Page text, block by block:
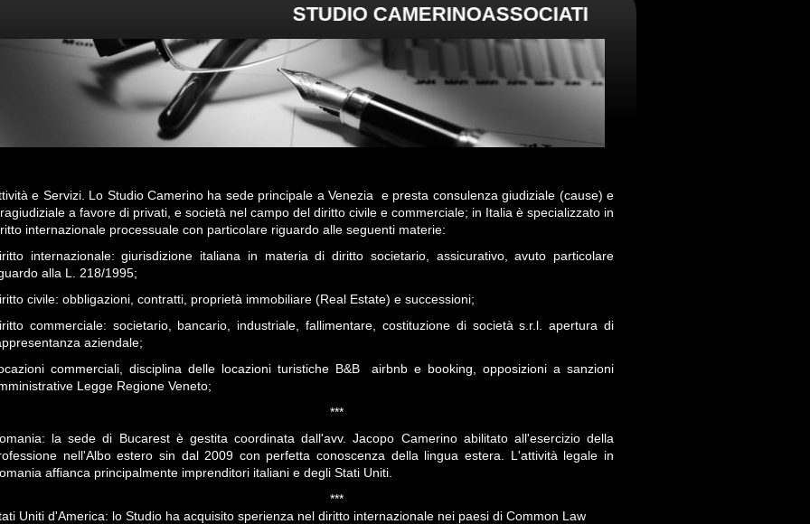
STUDIO CAMERINOASSOCIATI
e Servizi. Lo Studio Camerino ha sede principale a Venezia e presta consulenza giudiziale (cause) e
a favore di privati, e società nel campo del diritto civile e commerciale; in Italia è specializzato in
internazionale processuale con particolare riguardo alle seguenti materie:
internazionale: giurisdizione italiana in materia di diritto societario, assicurativo, avuto particolare
alla L. 218/1995;
civile: obbligazioni, contratti, proprietà immobiliare (Real Estate) e successioni;
commerciale: societario, bancario, industriale, fallimentare, costituzione di società s.r.l. apertura di
aziendale;
commerciali, disciplina delle locazioni turistiche B&B airbnb e booking, opposizioni a sanzioni
Legge Regione Veneto;
la sede di Bucarest è gestita coordinata dall'avv. Jacopo Camerino abilitato all'esercizio della
nell'Albo estero sin dal 2009 con perfetta conoscenza della lingua estera. L'attività legale in
affianca principalmente imprenditori italiani e degli Stati Uniti.
Uniti d'America: lo Studio ha acquisito sperienza nel diritto internazionale nei paesi di Common Law